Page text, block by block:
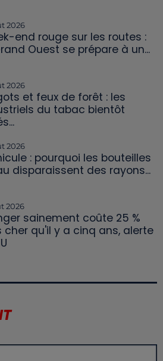
2026
end rouge sur les routes :
Ouest se prépare à un...
2026
et feux de forêt : les
du tabac bientôt
2026
: pourquoi les bouteilles
disparaissent des rayons...
2026
sainement coûte 25 %
cher qu'il y a cinq ans, alerte